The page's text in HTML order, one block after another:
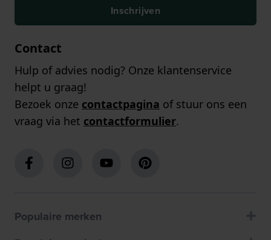
Inschrijven
Contact
Hulp of advies nodig? Onze klantenservice
helpt u graag!
Bezoek onze contactpagina of stuur ons een
vraag via het contactformulier.
Populaire merken